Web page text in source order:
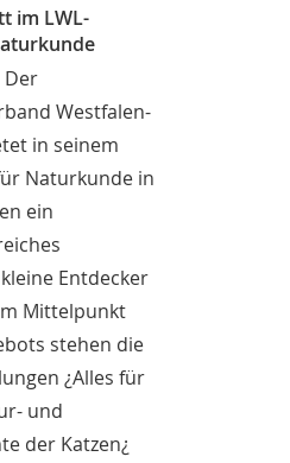
im LWL-
Der
Westfalen-
in seinem
Naturkunde in
ein
Entdecker
Mittelpunkt
stehen die
¿Alles für
und
der Katzen¿